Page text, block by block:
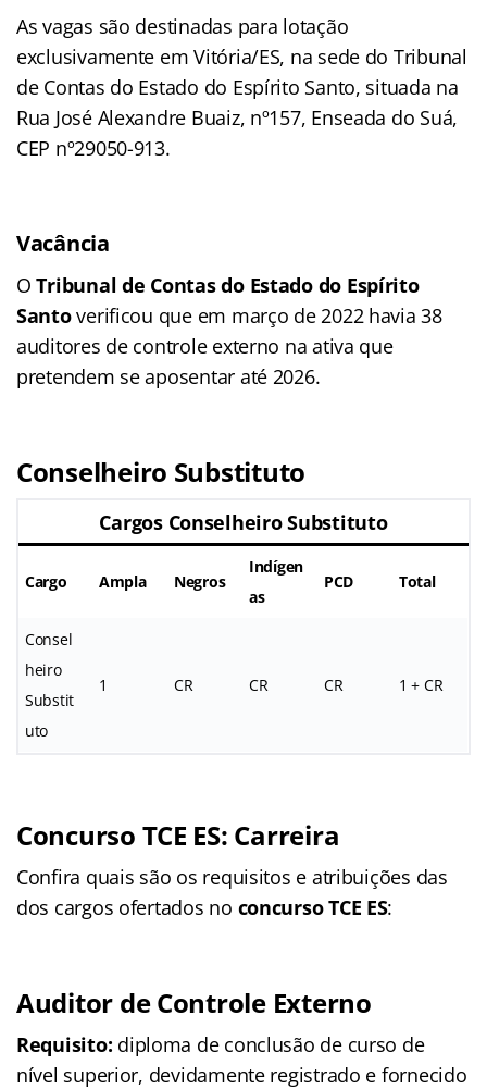
As vagas são destinadas para lotação
exclusivamente em Vitória/ES, na sede do Tribunal
de Contas do Estado do Espírito Santo, situada na
Rua José Alexandre Buaiz, nº157, Enseada do Suá,
CEP nº29050-913.
Vacância
OTribunal de Contas do Estado do Espírito
Santoverificou que em março de 2022 havia 38
auditores de controle externo na ativa que
pretendem se aposentar até 2026.
Conselheiro Substituto
Cargos Conselheiro Substituto
Cargo Ampla Negros
Indígen
as
PCD Total
Consel
heiro
Substit
uto
1 CR CR CR 1 + CR
Concurso TCE ES: Carreira
Confira quais são os requisitos e atribuições das
dos cargos ofertados no concurso TCE ES:
Auditor de Controle Externo
Requisito: diploma de conclusão de curso de
nível superior, devidamente registrado e fornecido